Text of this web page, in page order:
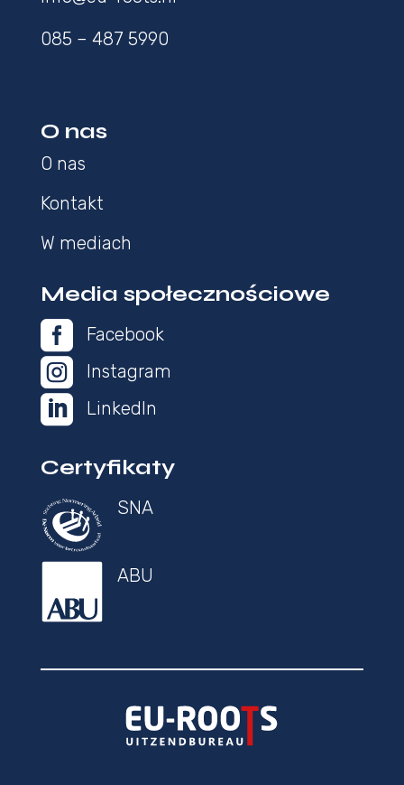
085 – 487 5990
O nas
O nas
Kontakt
W mediach
Media społecznościowe
 Facebook
 Instagram
 LinkedIn
Certyfikaty
SNA
ABU